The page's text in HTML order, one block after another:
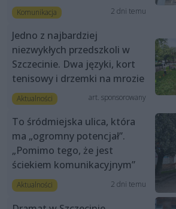
Komunikacja 2 dni temu
Jedno z najbardziej
niezwykłych przedszkoli w
Szczecinie. Dwa języki, kort
tenisowy i drzemki na mrozie
Aktualności art. sponsorowany
To śródmiejska ulica, która
ma „ogromny potencjał”.
„Pomimo tego, że jest
ściekiem komunikacyjnym”
Aktualności 2 dni temu